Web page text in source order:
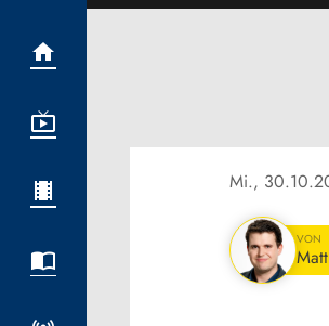
Mi.,
VON